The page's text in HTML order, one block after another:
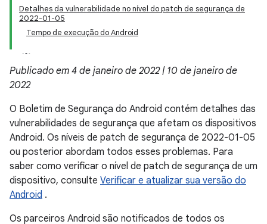
Detalhes da vulnerabilidade no nível do patch de segurança de
2022-01-05
Tempo de execução do Android
Publicado em 4 de janeiro de 2022 | 10 de janeiro de
2022
O Boletim de Segurança do Android contém detalhes das
vulnerabilidades de segurança que afetam os dispositivos
Android. Os níveis de patch de segurança de 2022-01-05
ou posterior abordam todos esses problemas. Para
saber como verificar o nível de patch de segurança de um
dispositivo, consulte Verificar e atualizar sua versão do
Android .
Os parceiros Android são notificados de todos os